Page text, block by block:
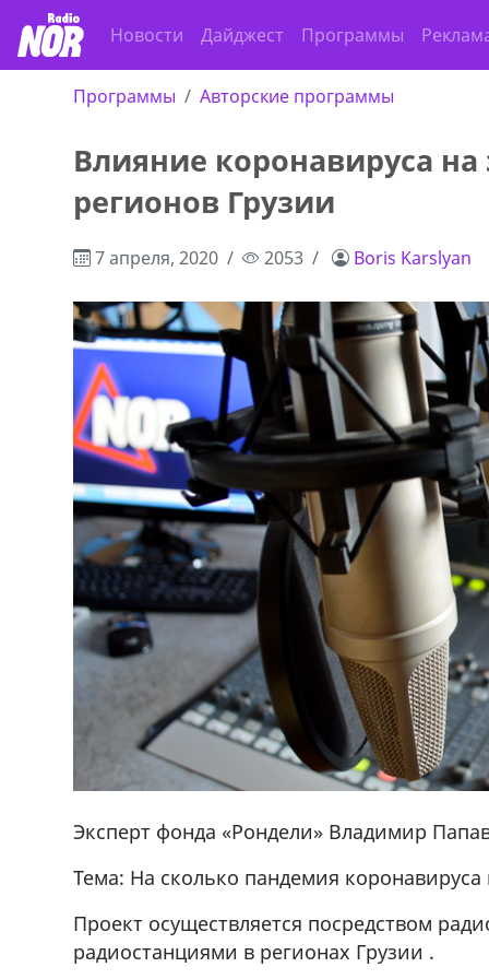
Новости Дайджест Программы
Программы Авторские программы
Влияние коронавируса
регионов Грузии
7 апреля, 2020 2053 Boris Karslyan
Эксперт фонда «Рондели» Владимир
Тема: На сколько пандемия
Проект осуществляется посредством
радиостанциями в регионах Грузии .